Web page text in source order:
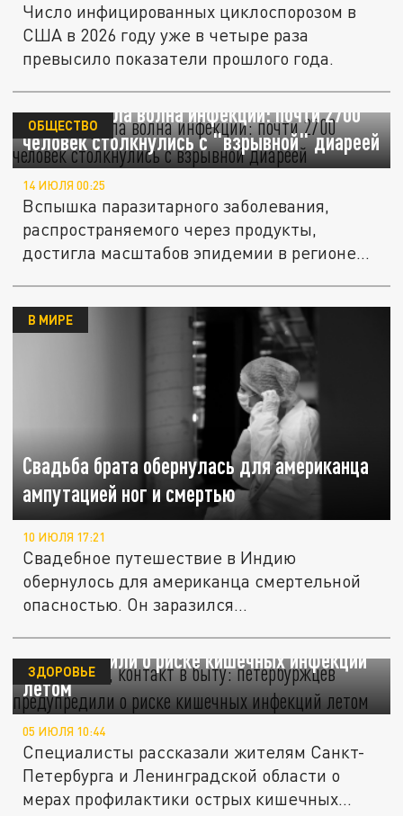
Число инфицированных циклоспорозом в
США в 2026 году уже в четыре раза
превысило показатели прошлого года.
США накрыла волна инфекции: почти 2700
человек столкнулись с "взрывной" диареей
ОБЩЕСТВО
14 ИЮЛЯ 00:25
Вспышка паразитарного заболевания,
распространяемого через продукты,
достигла масштабов эпидемии в регионе...
Свадьба брата обернулась для американца
ампутацией ног и смертью
В МИРЕ
10 ИЮЛЯ 17:21
Свадебное путешествие в Индию
обернулось для американца смертельной
опасностью. Он заразился
Пища, вода, контакт в быту: петербуржцев
предупредили о риске кишечных инфекций
летом
ЗДОРОВЬЕ
05 ИЮЛЯ 10:44
Специалисты рассказали жителям Санкт-
Петербурга и Ленинградской области о
мерах профилактики острых кишечных...